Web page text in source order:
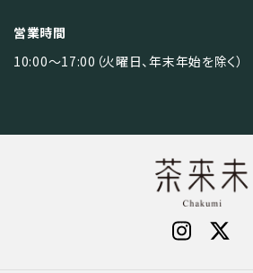
営業時間
10:00～17:00（火曜日、年末年始を除く）